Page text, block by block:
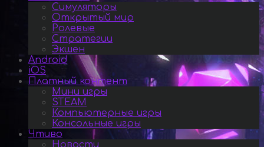
Симуляторы
Открытый мир
Ролевые
Стратегии
Экшен
Android
iOS
Платный контент
Мини игры
STEAM
Компьютерные игры
Консольные игры
Чтиво
Новости